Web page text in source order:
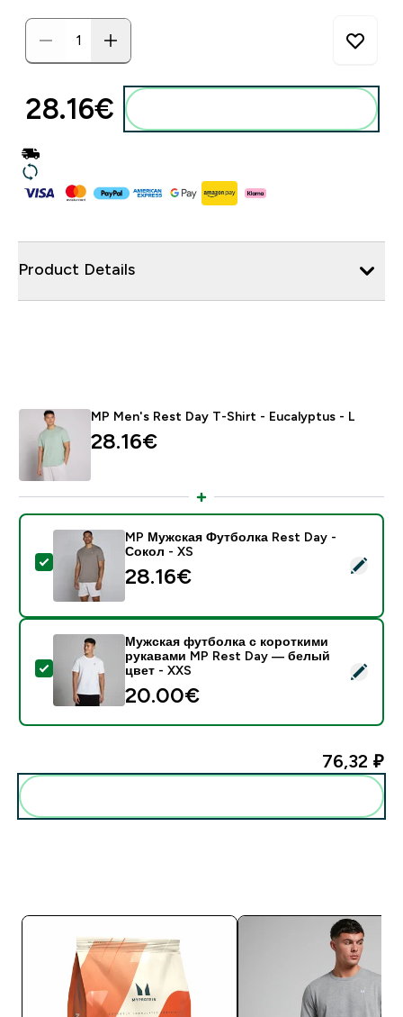
28.16€‎
Product Details
MP Men's Rest Day T-Shirt - Eucalyptus - L
28.16€‎
- MP Мужская Футболка Rest Day - Сокол - XS
MP Мужская Футболка Rest Day -
Сокол - XS
28.16€‎
- Мужская футболка с короткими рукавами MP
Мужская футболка с короткими
рукавами MP Rest Day — белый
цвет - XXS
20.00€‎
76,32 ₽‎